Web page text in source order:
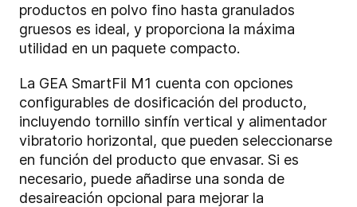
productos en polvo fino hasta granulados
gruesos es ideal, y proporciona la máxima
utilidad en un paquete compacto.
La GEA SmartFil M1 cuenta con opciones
configurables de dosificación del producto,
incluyendo tornillo sinfín vertical y alimentador
vibratorio horizontal, que pueden seleccionarse
en función del producto que envasar. Si es
necesario, puede añadirse una sonda de
desaireación opcional para mejorar la